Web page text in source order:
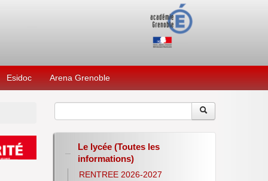
Esidoc Arena Grenoble
Le lycée (Toutes les
informations)
RENTREE 2026-2027